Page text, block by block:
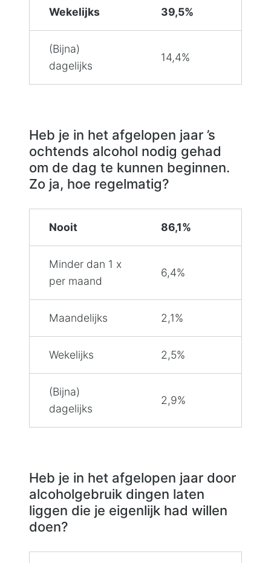
Wekelijks 39,5%
(Bijna)
dagelijks
14,4%
Heb je in het afgelopen jaar ’s
ochtends alcohol nodig gehad
om de dag te kunnen beginnen.
Zo ja, hoe regelmatig?
Nooit 86,1%
Minder dan 1 x
per maand
6,4%
Maandelijks 2,1%
Wekelijks 2,5%
(Bijna)
dagelijks
2,9%
Heb je in het afgelopen jaar door
alcoholgebruik dingen laten
liggen die je eigenlijk had willen
doen?